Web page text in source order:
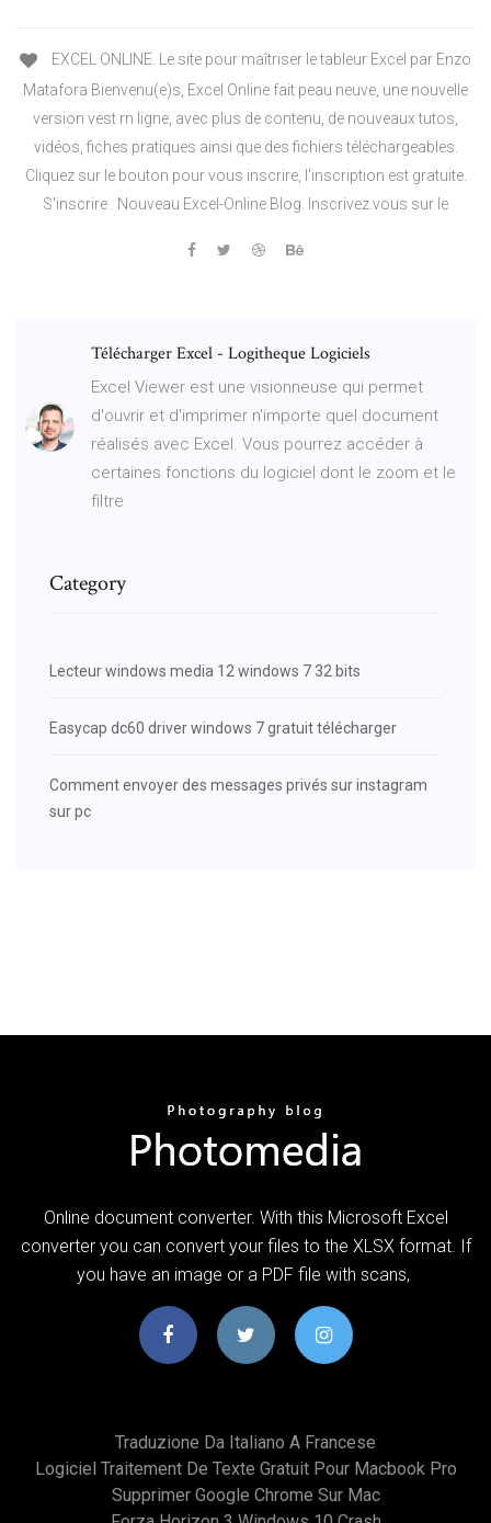
EXCEL ONLINE. Le site pour maîtriser le tableur Excel par Enzo
Matafora Bienvenu(e)s, Excel Online fait peau neuve, une nouvelle
version vest rn ligne, avec plus de contenu, de nouveaux tutos,
vidéos, fiches pratiques ainsi que des fichiers téléchargeables.
Cliquez sur le bouton pour vous inscrire, l'inscription est gratuite.
S'inscrire . Nouveau Excel-Online Blog. Inscrivez.vous sur le
Télécharger Excel - Logitheque Logiciels
Excel Viewer est une visionneuse qui permet
d'ouvrir et d'imprimer n'importe quel document
réalisés avec Excel. Vous pourrez accéder à
certaines fonctions du logiciel dont le zoom et le
filtre
Category
Lecteur windows media 12 windows 7 32 bits
Easycap dc60 driver windows 7 gratuit télécharger
Comment envoyer des messages privés sur instagram
sur pc
Online document converter. With this Microsoft Excel
converter you can convert your files to the XLSX format. If
you have an image or a PDF file with scans,
Traduzione Da Italiano A Francese
Logiciel Traitement De Texte Gratuit Pour Macbook Pro
Supprimer Google Chrome Sur Mac